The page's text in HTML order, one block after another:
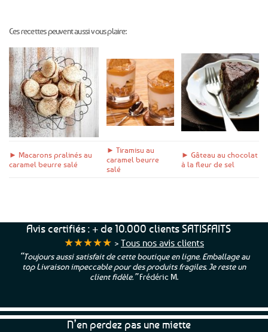
Ces recettes peuvent aussi vous plaire:
► Macarons pralinés au
caramel beurre salé
► Tiramisu au
caramel beurre
salé
► Gâteau au chocolat
à la fleur de sel
Avis certifiés : + de 10.000 clients SATISFAITS
★★★★★ > Tous nos avis clients
“Toujours aussi satisfait de cette boutique en ligne. Emballage au
top Livraison impeccable pour des produits fragiles. Je reste un
client fidèle.”Frédéric M.
N’en perdez pas une miette